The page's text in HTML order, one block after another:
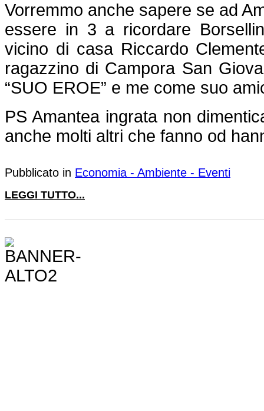
Vorremmo anche sapere se ad
essere in 3 a ricordare
vicino di casa Riccardo
ragazzino di Campora San
“SUO EROE” e me come suo
PS Amantea ingrata non
anche molti altri che fanno od
Pubblicato in Economia - Ambiente - Eventi
LEGGI TUTTO...